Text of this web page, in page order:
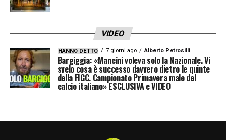
VIDEO
HANNO DETTO 7 giorni ago Alberto Petrosilli
Bargiggia: «Mancini voleva solo la Nazionale. Vi
svelo cosa è successo davvero dietro le quinte
della FIGC. Campionato Primavera male del
calcio italiano» ESCLUSIVA e VIDEO